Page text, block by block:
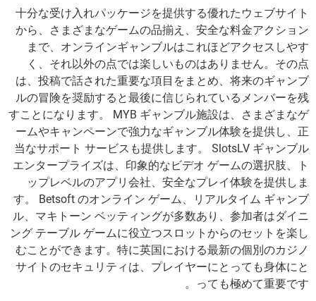
十分な受け入れパッケージを提供する優れたウェブサイト
から、さまざまなゲームの品揃え、安全な料金アクション
まで、オンラインギャンブルはこれほどアクセスしやす
く、それ以外の点では楽しいものはありません。その点
は、投稿で話された重要な項目をまとめ、将来のギャンブ
ルの冒険を奨励すると最後に信じられているメンバーを残
すことになります。 MYB ギャンブル施設は、さまざまなゲ
ームやキャンペーンで強力なギャンブル体験を提供し、正
当なサポート サービスも提供します。 SlotsLV ギャンブル
エンタープライズは、印象的なビデオ ゲームの選択肢、ト
ップレベルのアプリ会社、安全なプレイ体験を提供しま
す。 Betsoft のオンライン ゲーム、リアルタイム ギャンブ
ル、マキトーン ベッティングが多数あり、参加者はダイニ
ング テーブル ゲームに役立つスロットからのセットを楽し
むことができます。特に英国における最新の個別のカジノ
サイトのセキュリティは、プレイヤーにとっても身体にと
っても極めて重要です。